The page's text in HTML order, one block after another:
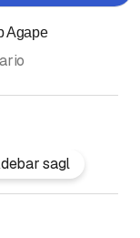
Agape
sagl